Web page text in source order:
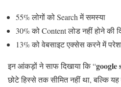
55% लोगों को Search में समस्या
30% को Content लोड नहीं होने की
13% को वेबसाइट एक्सेस करने में
इन आंकड़ों ने साफ दिखाया कि “google
छोटे हिस्से तक सीमित नहीं था, बल्कि